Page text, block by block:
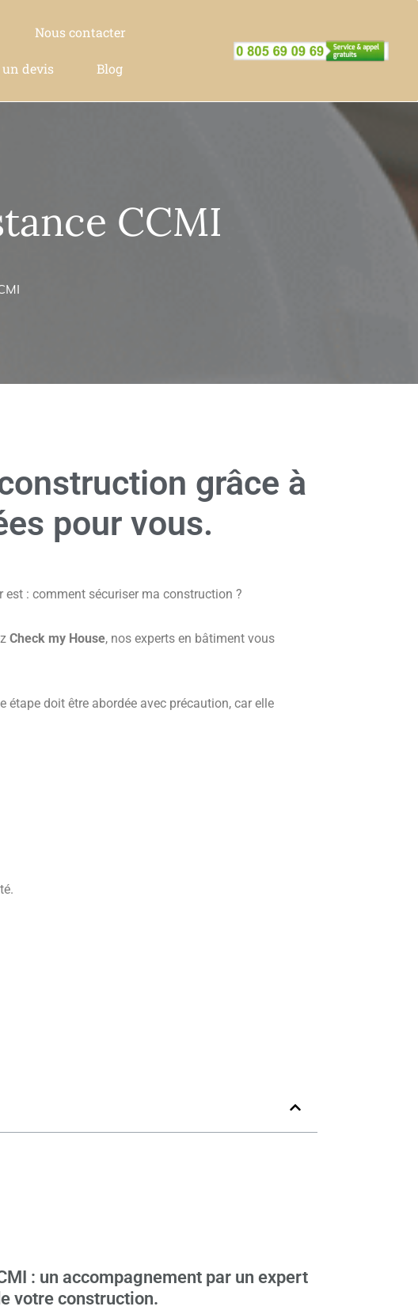
Nous contacter
un devis Blog
CCMI
grâce à
pour vous.
est : comment sécuriser ma construction ?
Check my House, nos experts en bâtiment vous
étape doit être abordée avec précaution, car elle
: un accompagnement par un expert
votre construction.